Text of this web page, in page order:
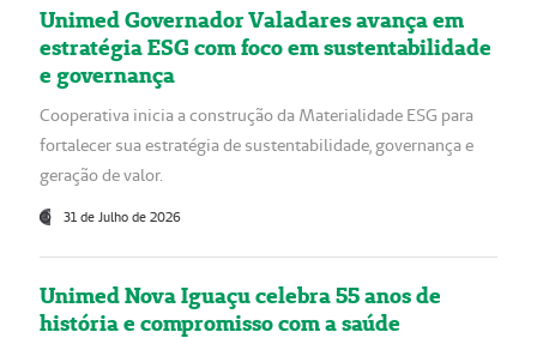
Unimed Governador Valadares avança em
estratégia ESG com foco em sustentabilidade
e governança
Cooperativa inicia a construção da Materialidade ESG para
fortalecer sua estratégia de sustentabilidade, governança e
geração de valor.
31 de Julho de 2026
Unimed Nova Iguaçu celebra 55 anos de
história e compromisso com a saúde